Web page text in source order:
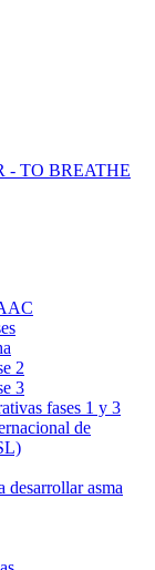
2
3
fases 1 y 3
de
desarrollar asma